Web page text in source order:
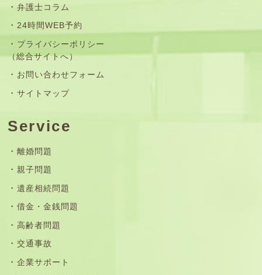
弁護士コラム
24時間WEB予約
プライバシーポリシー
（総合サイトへ）
お問い合わせフォーム
サイトマップ
Service
離婚問題
親子問題
遺産相続問題
借金・金銭問題
高齢者問題
交通事故
企業サポート